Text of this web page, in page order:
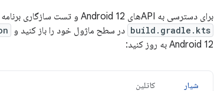
برای دسترسی به APIهای Android 12 و تست سازگاری برنامه خود با Android 12، فایل
build.gradle.kts در سطح ماژول خود را باز کنید و
Android 12 به روز کنید:
شیار کاتلین